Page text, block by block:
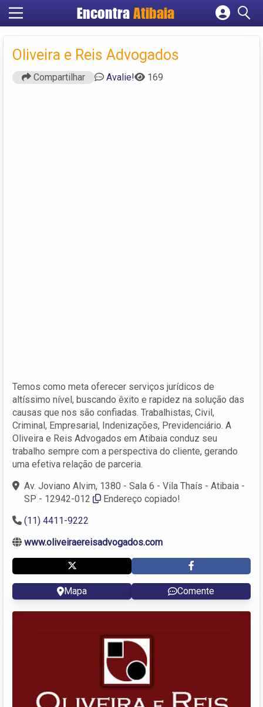
Encontra Atibaia
Cadastrar empresa
Criar conta
Oliveira e Reis Advogados
Compartilhar Avalie! 169
Temos como meta oferecer serviços jurídicos de
altíssimo nível, buscando êxito e rapidez na solução das
causas que nos são confiadas. Trabalhistas, Civil,
Criminal, Empresarial, Indenizações, Previdenciário. A
Oliveira e Reis Advogados em Atibaia conduz seu
trabalho sempre com a perspectiva do cliente, gerando
uma efetiva relação de parceria.
Av. Joviano Alvim, 1380 - Sala 6 - Vila Thaís - Atibaia -
SP - 12942-012
Endereço copiado!
(11) 4411-9222
www.oliveiraereisadvogados.com
Mapa Comente